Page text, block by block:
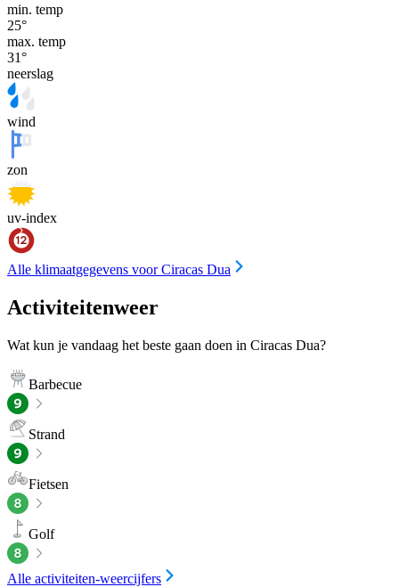
min. temp
25°
max. temp
31°
neerslag
wind
zon
uv-index
Alle klimaatgegevens voor Ciracas Dua
Activiteitenweer
Wat kun je vandaag het beste gaan doen in Ciracas Dua?
Barbecue
Strand
Fietsen
Golf
Alle activiteiten-weercijfers